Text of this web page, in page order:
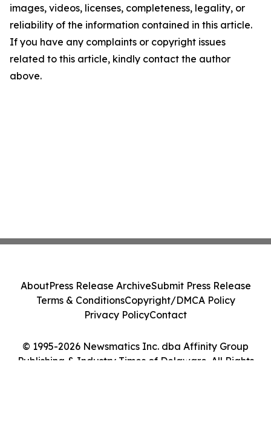
images, videos, licenses, completeness, legality, or
reliability of the information contained in this article.
If you have any complaints or copyright issues
related to this article, kindly contact the author
above.
© 1995-2026 Newsmatics Inc. dba Affinity Group
Publishing & Industry Times of Delaware. All Rights
AboutPress Release ArchiveSubmit Press Release
Terms & ConditionsCopyright/DMCA Policy
Privacy PolicyContact